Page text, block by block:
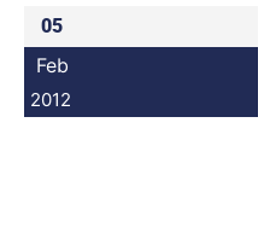
05
Feb
2012